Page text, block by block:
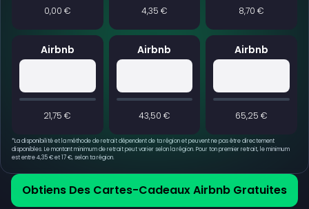
Obtiens Des Cartes-Cadeaux Airbnb Gratuites
0,00 € 4,35 € 8,70 €
Airbnb
21,75 €
Airbnb
43,50 €
Airbnb
65,25 €
*La disponibilité et la méthode de retrait dépendent de ta région et peuvent ne pas être directement
disponibles. Le montant minimum de retrait peut varier selon la région. Pour ton premier retrait, le minimum
est entre 4,35 € et 17 €, selon ta région.